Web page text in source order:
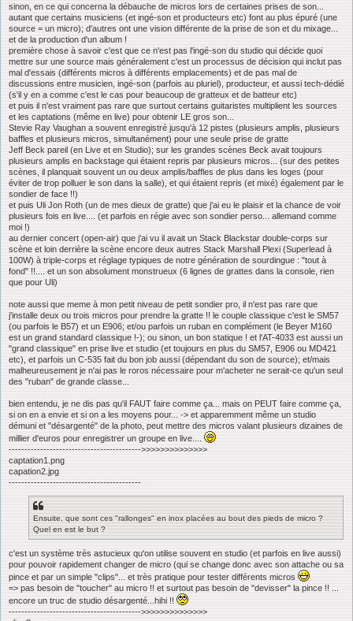
sinon, en ce qui concerna la débauche de micros lors de certaines prises de son...
autant que certains musiciens (et ingé-son et producteurs etc) font au plus épuré (une
source = un micro); d'autres ont une vision différente de la prise de son et du mixage...
et de la production d'un album !
première chose à savoir c'est que ce n'est pas l'ingé-son du studio qui décide quoi
mettre sur une source mais généralement c'est un processus de décision qui inclut pas
mal d'essais (différents micros à différents emplacements) et de pas mal de
discussions entre musicien, ingé-son (parfois au pluriel), producteur, et aussi tech-dédié
(s'il y en a comme c'est le cas pour beaucoup de gratteux et de batteur etc)
et puis il n'est vraiment pas rare que surtout certains guitaristes multiplient les sources
et les captations (même en live) pour obtenir LE gros son...
Stevie Ray Vaughan a souvent enregistré jusqu'à 12 pistes (plusieurs amplis, plusieurs
baffles et plusieurs micros, simultanément) pour une seule prise de gratte
Jeff Beck pareil (en Live et en Studio); sur les grandes scènes Beck avait toujours
plusieurs amplis en backstage qui étaient repris par plusieurs micros... (sur des petites
scènes, il planquait souvent un ou deux amplis/baffles de plus dans les loges (pour
éviter de trop polluer le son dans la salle), et qui étaient repris (et mixé) également par le
sondier de face !!)
et puis Uli Jon Roth (un de mes dieux de gratte) que j'ai eu le plaisir et la chance de voir
plusieurs fois en live.... (et parfois en régie avec son sondier perso... allemand comme
moi !)
au dernier concert (open-air) que j'ai vu il avait un Stack Blackstar double-corps sur
scène et loin derrière la scène encore deux autres Stack Marshall Plexi (Superlead à
100W) à triple-corps et réglage typiques de notre génération de sourdingue : "tout à
fond" !!.... et un son absolument monstrueux (6 lignes de grattes dans la console, rien
que pour Uli)
note aussi que meme à mon petit niveau de petit sondier pro, il n'est pas rare que
j'installe deux ou trois micros pour prendre la gratte !! le couple classique c'est le SM57
(ou parfois le B57) et un E906; et/ou parfois un ruban en complément (le Beyer M160
est un grand standard classique !-); ou sinon, un bon statique ! et l'AT-4033 est aussi un
"grand classique" en prise live et studio (et toujours en plus du SM57, E906 ou MD421
etc), et parfois un C-535 fait du bon job aussi (dépendant du son de source); et/mais
malheureusement je n'ai pas le roros nécessaire pour m'acheter ne serait-ce qu'un seul
des "ruban" de grande classe...
bien entendu, je ne dis pas qu'il FAUT faire comme ça... mais on PEUT faire comme ça,
si on en a envie et si on a les moyens pour... -> et apparemment même un studio
démuni et "désargenté" de la photo, peut mettre des micros valant plusieurs dizaines de
millier d'euros pour enregistrer un groupe en live....
------------------------------------------>>>>>>>>>>>>>>
captation1.png
capation2.jpg
------------------------------------------
Ensuite, que sont ces "rallonges" en inox placées au bout des pieds de micro ?
Quel en est le but ?
c'est un système très astucieux qu'on utilise souvent en studio (et parfois en live aussi)
pour pouvoir rapidement changer de micro (qui se change donc avec son attache ou sa
pince et par un simple "clips"... et très pratique pour tester différents micros
=> pas besoin de "toucher" au micro !! et surtout pas besoin de "devisser" la pince !! ...
encore un truc de studio désargenté...hihi !!
------------------------------------------>>>>>>>>>>>>>>